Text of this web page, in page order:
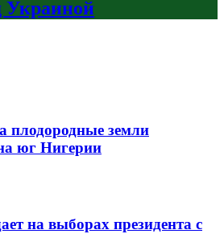
Украиной
плодородные земли
юг Нигерии
на выборах президента с